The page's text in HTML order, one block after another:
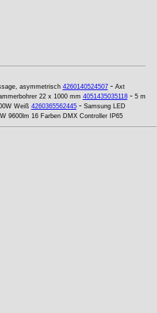
asymmetrisch 4260140524507- Axt
22 x 1000 mm 4051435035118- 5 m
Weiß 4260365562445- Samsung LED
9600lm 16 Farben DMX Controller IP65